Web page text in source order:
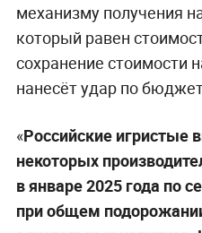
механизму получения
который равен
сохранение стоимости
нанесёт удар по
«Российские игристые
некоторых
в январе 2025 года по
при общем